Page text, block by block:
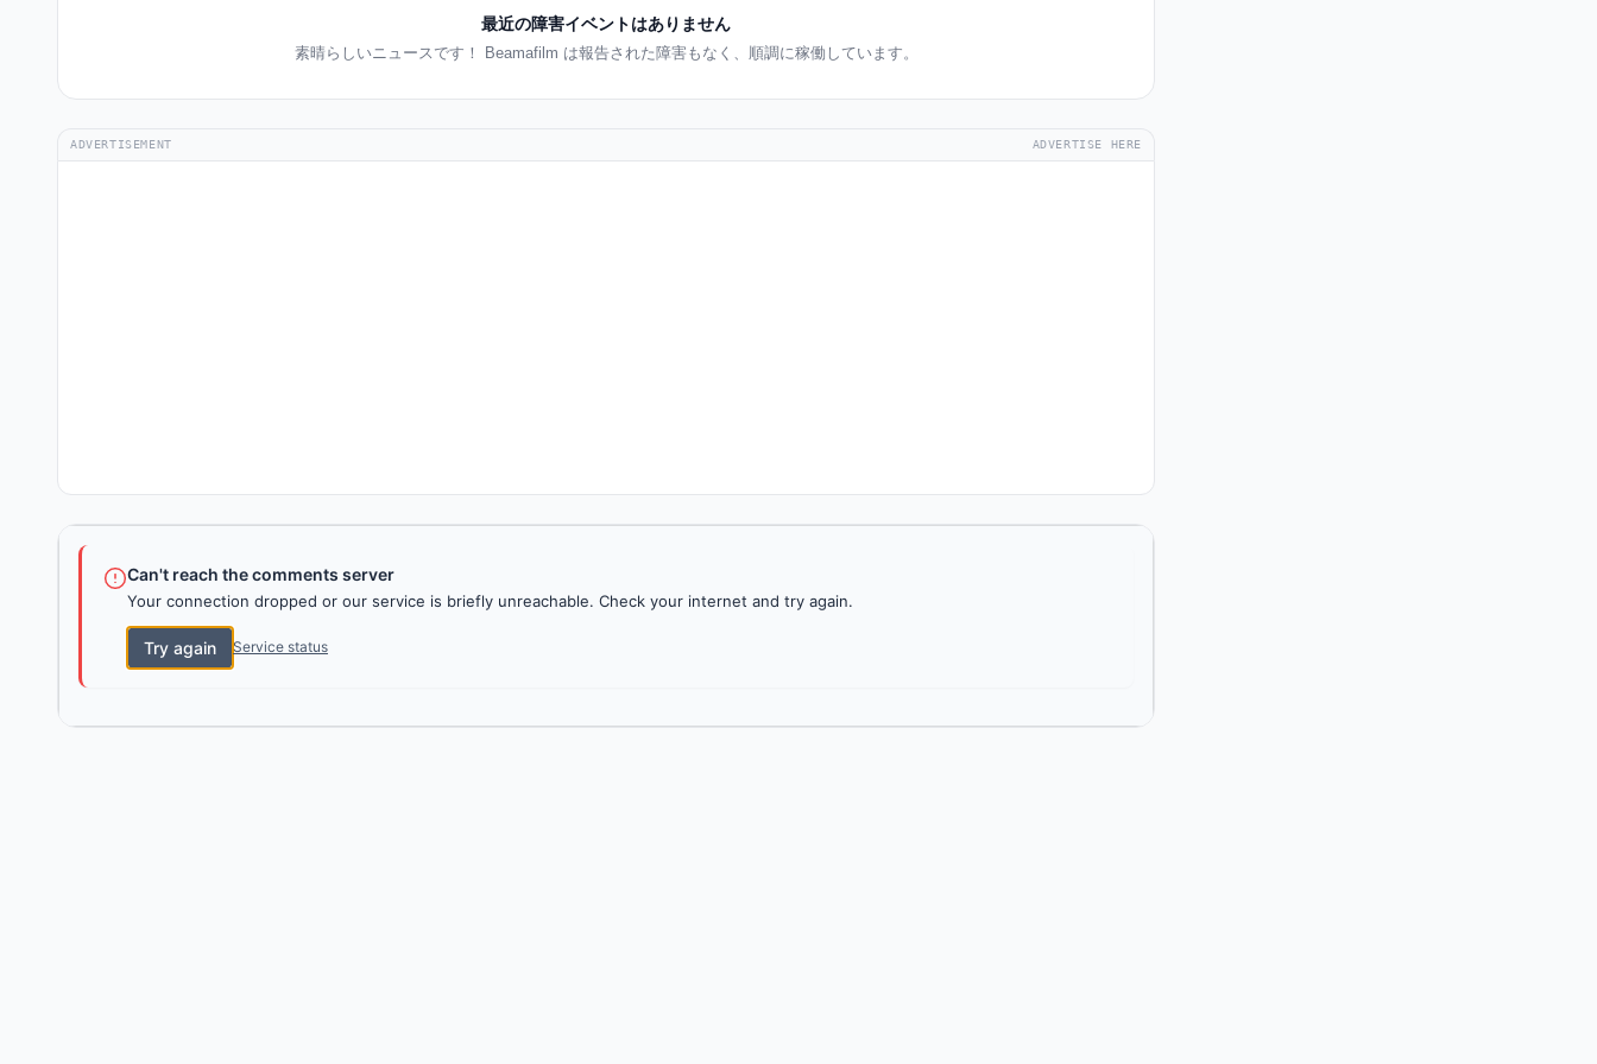
最近の障害イベントはありません
素晴らしいニュースです！ Beamafilm は報告された障害もなく、順調に稼働しています。
ADVERTISEMENT ADVERTISE HERE
Can't reach the comments server
Your connection dropped or our service is briefly unreachable. Check your internet and try again.
Try again Service status